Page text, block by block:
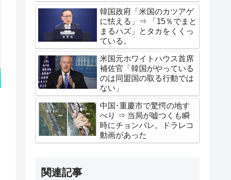
韓国政府「米国のカツアゲ
に怯える」⇒ 「15％でまと
まるハズ」とタカをくくっ
ている。
米国元ホワイトハウス首席
補佐官「韓国がやっている
のは同盟国の取る行動では
ない」
中国･重慶市で驚愕の地す
べり ⇒ 当局が嘘つくも瞬
時にチョンバレ。ドラレコ
動画があった
関連記事